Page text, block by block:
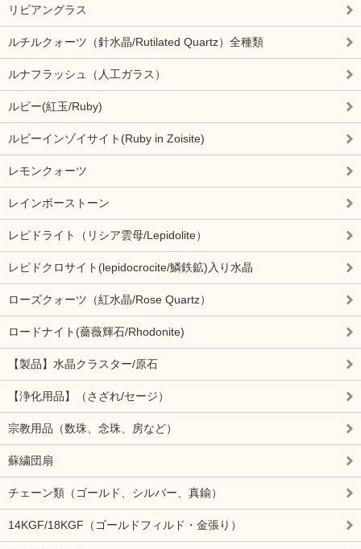
リビアングラス
ルチルクォーツ（針水晶/Rutilated Quartz）全種類
ルナフラッシュ（人工ガラス）
ルビー(紅玉/Ruby)
ルビーインゾイサイト(Ruby in Zoisite)
レモンクォーツ
レインボーストーン
レピドライト（リシア雲母/Lepidolite）
レピドクロサイト(lepidocrocite/鱗鉄鉱)入り水晶
ローズクォーツ（紅水晶/Rose Quartz）
ロードナイト(薔薇輝石/Rhodonite)
【製品】水晶クラスター/原石
【浄化用品】（さざれ/セージ）
宗教用品（数珠、念珠、房など）
蘇繍団扇
チェーン類（ゴールド、シルバー、真鍮）
14KGF/18KGF（ゴールドフィルド・金張り）